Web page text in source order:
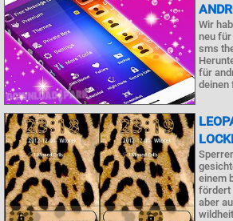
Wir
neu für
sms
für
deinen
einem
fördert
aber